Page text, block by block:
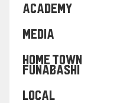
ACADEMY
MEDIA
HOME TOWN
FUNABASHI
LOCAL